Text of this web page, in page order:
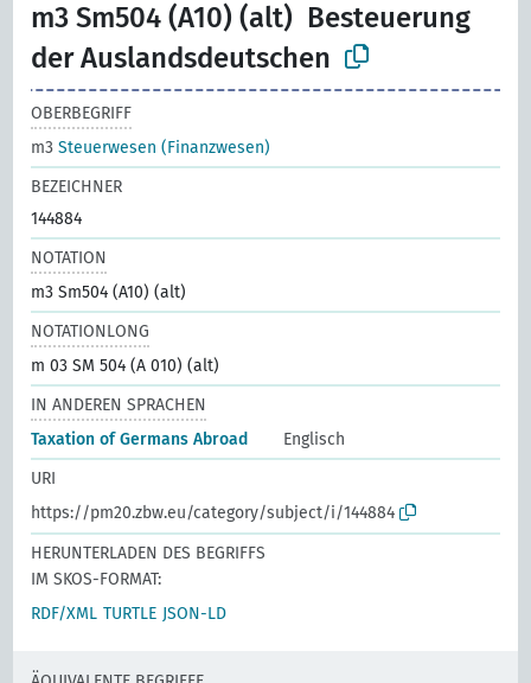
m3 Sm504 (A10) (alt) Besteuerung
der Auslandsdeutschen
OBERBEGRIFF
m3Steuerwesen (Finanzwesen)
BEZEICHNER
144884
NOTATION
m3 Sm504 (A10) (alt)
NOTATIONLONG
m 03 SM 504 (A 010) (alt)
IN ANDEREN SPRACHEN
Taxation of Germans Abroad
Englisch
URI
https://pm20.zbw.eu/category/subject/i/144884
HERUNTERLADEN DES BEGRIFFS
IM SKOS-FORMAT:
RDF/XML TURTLE JSON-LD